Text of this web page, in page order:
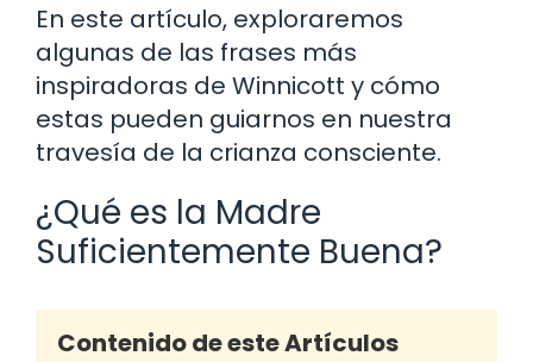
En este artículo, exploraremos
algunas de las frases más
inspiradoras de Winnicott y cómo
estas pueden guiarnos en nuestra
travesía de la crianza consciente.
¿Qué es la Madre
Suficientemente Buena?
Contenido de este Artículos